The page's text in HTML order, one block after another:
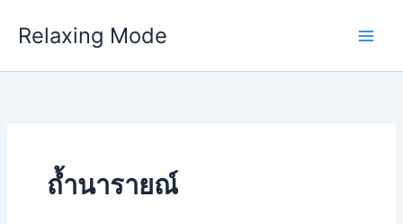
Relaxing Mode
ถ้ำนารายณ์